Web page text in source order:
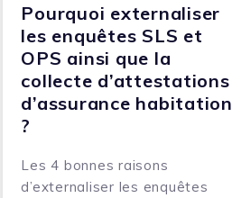
Pourquoi externaliser
les enquêtes SLS et
OPS ainsi que la
collecte d’attestations
d’assurance habitation
?
Les 4 bonnes raisons
d’externaliser les enquêtes